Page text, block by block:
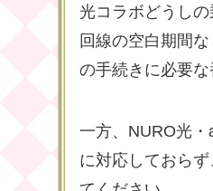
光コラボどうし
回線の空白期間
の手続きに必要な
一方、NURO光
に対応しておら